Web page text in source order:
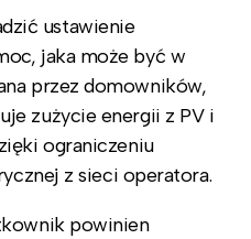
ustawienie
jaka może być w
przez domowników,
zużycie energii z PV i
ograniczeniu
z sieci operatora.
powinien